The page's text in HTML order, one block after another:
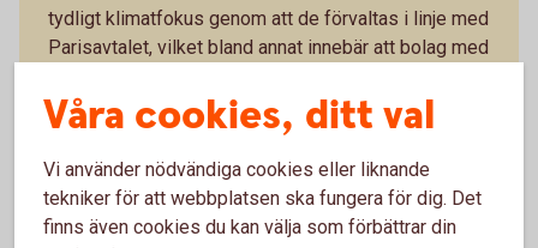
tydligt klimatfokus genom att de förvaltas i linje med
Parisavtalet, vilket bland annat innebär att bolag med
sex olika fonder med olika inriktningar.
Access Edge Global
Access Edge Europe
Access Edge Japan
Våra cookies, ditt val
Vi använder nödvändiga cookies eller liknande
tekniker för att webbplatsen ska fungera för dig. Det
finns även cookies du kan välja som förbättrar din